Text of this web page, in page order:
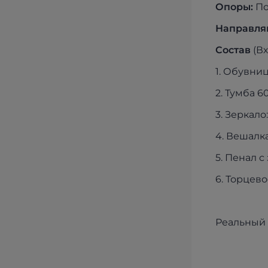
Опоры:
Состав
1.
2. Тумба
3.
4.
5. Пенал с
6.
Реальный